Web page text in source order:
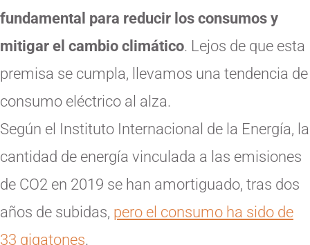
fundamental para reducir los consumos y
mitigar el cambio climático. Lejos de que esta
premisa se cumpla, llevamos una tendencia de
consumo eléctrico al alza.
Según el Instituto Internacional de la Energía, la
cantidad de energía vinculada a las emisiones
de CO2 en 2019 se han amortiguado, tras dos
años de subidas, pero el consumo ha sido de
33 gigatones.